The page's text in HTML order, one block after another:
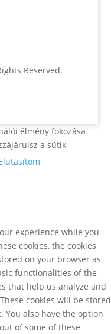
Reserved.
élmény fokozása
a sütik
experience while you
cookies, the cookies
on your browser as
functionalities of the
that help us analyze and
cookies will be stored
You also have the option
of some of these